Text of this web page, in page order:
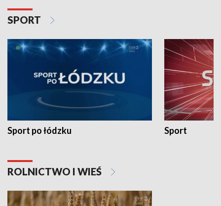
SPORT
Sport po łódzku Sport
ROLNICTWO I WIEŚ